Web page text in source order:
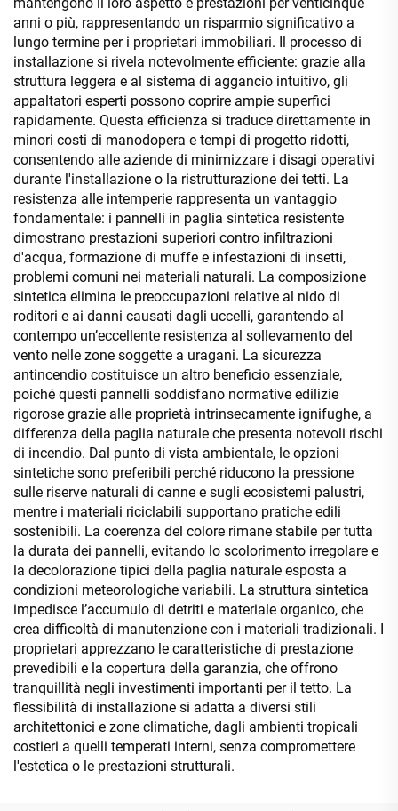
anni o più, rappresentando un risparmio significativo a
lungo termine per i proprietari immobiliari. Il processo di
installazione si rivela notevolmente efficiente: grazie alla
struttura leggera e al sistema di aggancio intuitivo, gli
appaltatori esperti possono coprire ampie superfici
rapidamente. Questa efficienza si traduce direttamente in
minori costi di manodopera e tempi di progetto ridotti,
consentendo alle aziende di minimizzare i disagi operativi
durante l'installazione o la ristrutturazione dei tetti. La
resistenza alle intemperie rappresenta un vantaggio
fondamentale: i pannelli in paglia sintetica resistente
dimostrano prestazioni superiori contro infiltrazioni
d'acqua, formazione di muffe e infestazioni di insetti,
problemi comuni nei materiali naturali. La composizione
sintetica elimina le preoccupazioni relative al nido di
roditori e ai danni causati dagli uccelli, garantendo al
contempo un’eccellente resistenza al sollevamento del
vento nelle zone soggette a uragani. La sicurezza
antincendio costituisce un altro beneficio essenziale,
poiché questi pannelli soddisfano normative edilizie
rigorose grazie alle proprietà intrinsecamente ignifughe, a
differenza della paglia naturale che presenta notevoli rischi
di incendio. Dal punto di vista ambientale, le opzioni
sintetiche sono preferibili perché riducono la pressione
sulle riserve naturali di canne e sugli ecosistemi palustri,
mentre i materiali riciclabili supportano pratiche edili
sostenibili. La coerenza del colore rimane stabile per tutta
la durata dei pannelli, evitando lo scolorimento irregolare e
la decolorazione tipici della paglia naturale esposta a
condizioni meteorologiche variabili. La struttura sintetica
impedisce l’accumulo di detriti e materiale organico, che
crea difficoltà di manutenzione con i materiali tradizionali. I
proprietari apprezzano le caratteristiche di prestazione
prevedibili e la copertura della garanzia, che offrono
tranquillità negli investimenti importanti per il tetto. La
flessibilità di installazione si adatta a diversi stili
architettonici e zone climatiche, dagli ambienti tropicali
costieri a quelli temperati interni, senza compromettere
l'estetica o le prestazioni strutturali.